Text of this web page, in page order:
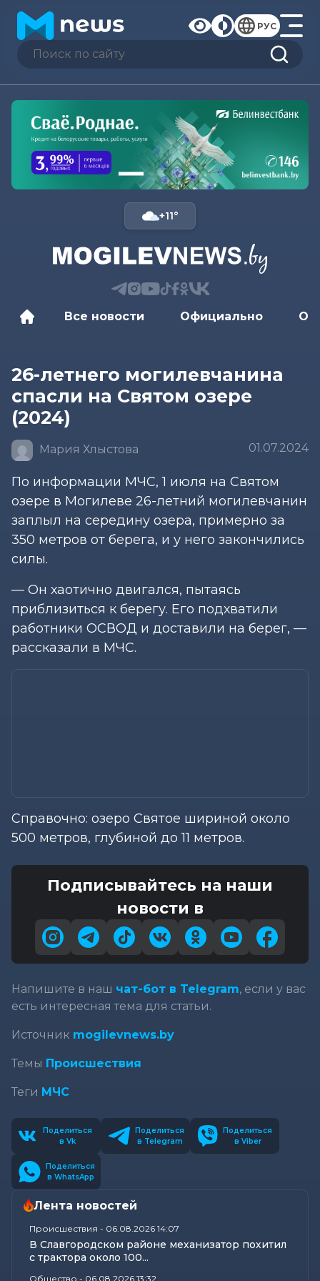
РУС
+11°
Все новости Официально
26-летнего могилевчанина
спасли на Святом озере
(2024)
Мария Хлыстова 01.07.2024
По информации МЧС, 1 июля на Святом
озере в Могилеве 26-летний могилевчанин
заплыл на середину озера, примерно за
350 метров от берега, и у него закончились
силы.
— Он хаотично двигался, пытаясь
приблизиться к берегу. Его подхватили
работники ОСВОД и доставили на берег, —
рассказали в МЧС.
Справочно: озеро Святое шириной около
500 метров, глубиной до 11 метров.
Подписывайтесь на наши
новости в
Напишите в наш чат-бот в Telegram, если у вас
есть интересная тема для статьи.
Источник mogilevnews.by
Темы Происшествия
Теги МЧС
Поделиться
в Vk
Поделиться
в Telegram
Поделиться
в Viber
Поделиться
в WhatsApp
Лента новостей
Происшествия - 06.08.2026 14:07
В Славгородском районе механизатор похитил
с трактора около 100...
Общество - 06.08.2026 13:32